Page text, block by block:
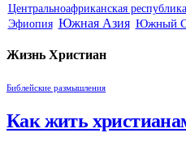
Центральноафриканская республика
Эфиопия Южная Азия Южный
Жизнь Христиан
Библейские размышления
Как жить